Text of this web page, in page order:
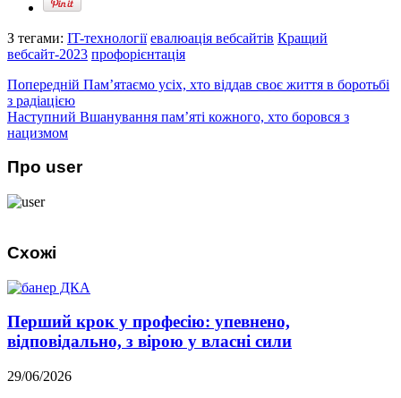
З тегами: IT-технології евалюація вебсайтів Кращий
вебсайт-2023 профорієнтація
Попередній Пам’ятаємо усіх, хто віддав своє життя в боротьбі
з радіацією
Наступний Вшанування пам’яті кожного, хто боровся з
нацизмом
Про user
Схожі
Перший крок у професію: упевнено,
відповідально, з вірою у власні сили
29/06/2026